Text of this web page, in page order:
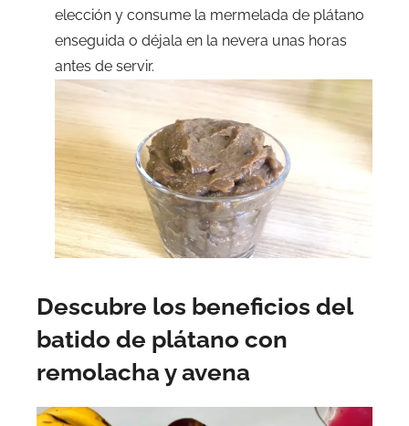
elección y consume la mermelada de plátano
enseguida o déjala en la nevera unas horas
antes de servir.
Descubre los beneficios del
batido de plátano con
remolacha y avena